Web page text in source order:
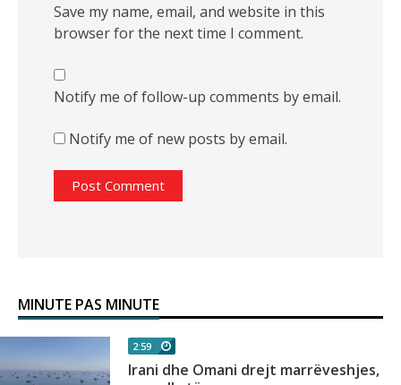
Save my name, email, and website in this
browser for the next time I comment.
Notify me of follow-up comments by email.
Notify me of new posts by email.
MINUTE PAS MINUTE
2:59
Irani dhe Omani drejt marrëveshjes,